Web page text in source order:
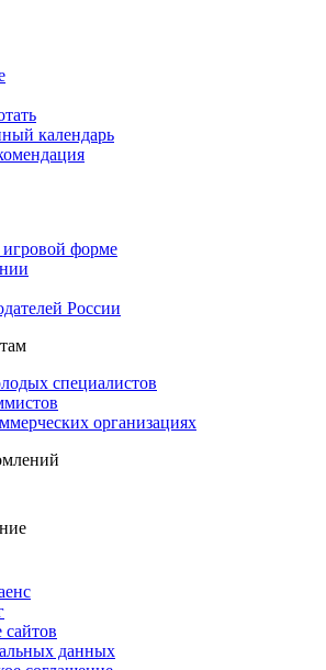
календарь
форме
России
специалистов
организациях
сайтов
данных